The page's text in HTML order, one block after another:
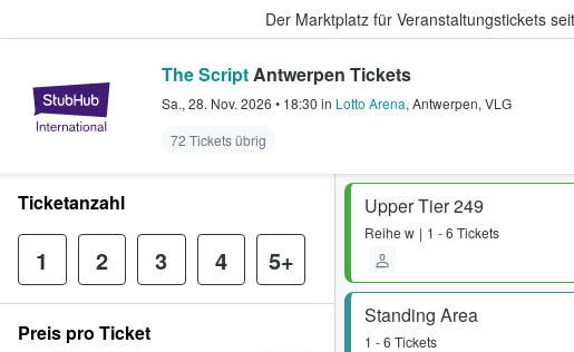
Der Marktplatz für Veranstaltungstickets
StubHub - Wo Fans Tickets kaufen &
The ScriptAntwerpen Tickets
Sa., 28. Nov. 2026 • 18:30 in Lotto Arena, Antwerpen, VLG
72 Tickets übrig
Upper Tier 249
Reihe w 1 - 6 Tickets
Standing Area
1 - 6 Tickets
Ticketanzahl
1 2 3 4 5+
Preis pro Ticket